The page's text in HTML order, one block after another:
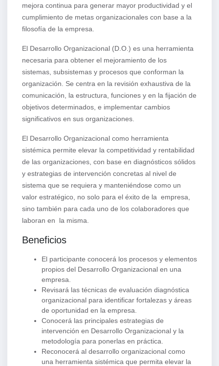
mejora continua para generar mayor productividad y el
cumplimiento de metas organizacionales con base a la
filosofía de la empresa.
El Desarrollo Organizacional (D.O.) es una herramienta
necesaria para obtener el mejoramiento de los
sistemas, subsistemas y procesos que conforman la
organización. Se centra en la revisión exhaustiva de la
comunicación, la estructura, funciones y en la fijación de
objetivos determinados, e implementar cambios
significativos en sus organizaciones.
El Desarrollo Organizacional como herramienta
sistémica permite elevar la competitividad y rentabilidad
de las organizaciones, con base en diagnósticos sólidos
y estrategias de intervención concretas al nivel de
sistema que se requiera y manteniéndose como un
valor estratégico, no solo para el éxito de la empresa,
sino también para cada uno de los colaboradores que
laboran en la misma.
Beneficios
El participante conocerá los procesos y elementos
propios del Desarrollo Organizacional en una
empresa.
Revisará las técnicas de evaluación diagnóstica
organizacional para identificar fortalezas y áreas
de oportunidad en la empresa.
Conocerá las principales estrategias de
intervención en Desarrollo Organizacional y la
metodología para ponerlas en práctica.
Reconocerá al desarrollo organizacional como
una herramienta sistémica que permita elevar la